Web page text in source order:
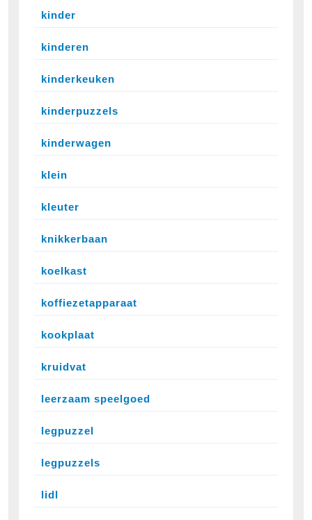
kinder
kinderen
kinderkeuken
kinderpuzzels
kinderwagen
klein
kleuter
knikkerbaan
koelkast
koffiezetapparaat
kookplaat
kruidvat
leerzaam speelgoed
legpuzzel
legpuzzels
lidl